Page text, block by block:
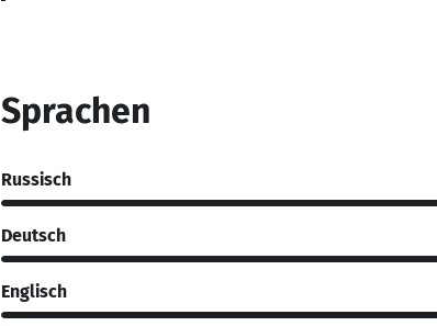
Sprachen
Russisch
Deutsch
Englisch